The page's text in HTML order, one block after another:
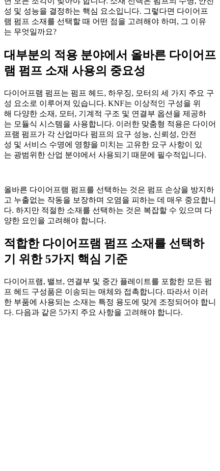
성 및 성능을 결정하는 핵심 요소입니다. 그렇다면 다이어프
램 펌프 소재를 선택할 때 어떤 점을 고려해야 하며, 그 이유
는 무엇일까요?
대부분의 적용 분야에서 올바른 다이어프
램 펌프 소재 사용의 중요성
다이어프램 펌프는 펌프 헤드, 하우징, 모터의 세 가지 주요 구
성 요소로 이루어져 있습니다. KNF는 이상적인 구성을 위
해 다양한 소재, 모터, 기계적 구조 및 연결부 옵션을 제공하
는 모듈식 시스템을 사용합니다. 이러한 맞춤형 적용은 다이어
프램 펌프가 각 산업마다 펌프의 요구 성능, 신뢰성, 안전
성 및 서비스 수명에 영향을 미치는 고유한 요구 사항이 있
는 광범위한 산업 분야에서 사용되기 때문에 필수적입니다.
올바른 다이어프램 펌프를 선택하는 것은 펌프 손상을 방지하
고 누출없는 작동을 보장하며 오염을 피하는 데 매우 중요합니
다. 하지만 적절한 소재를 선택하는 것은 복잡할 수 있으며 다
양한 요인을 고려해야 합니다.
적합한 다이어프램 펌프 소재를 선택하
기 위한 5가지 핵심 기준
다이어프램, 밸브, 연결부 및 중간 플레이트를 포함한 모든 펌
프 헤드 구성품은 이송되는 매체와 접촉합니다. 따라서 이러
한 부품에 사용되는 소재는 특정 용도에 맞게 조정되어야 합니
다. 다음과 같은 5가지 주요 사항을 고려해야 합니다.